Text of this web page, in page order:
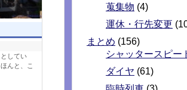
してい
んと、こ
蒐集物 (4)
運休・行先変更
まとめ (156)
シャッタースピー
ダイヤ (61)